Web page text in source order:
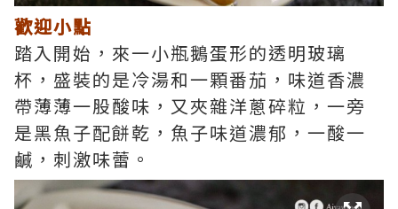
歡迎小點
踏入開始，來一小瓶鵝蛋形的透明玻璃
杯，盛裝的是冷湯和一顆番茄，味道香濃
帶薄薄一股酸味，又夾雜洋蔥碎粒，一旁
是黑魚子配餅乾，魚子味道濃郁，一酸一
鹹，刺激味蕾。